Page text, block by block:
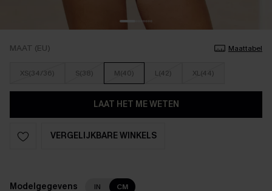
MAAT (EU) Maattabel
XS(34/36) S(38) M(40) L(42) XL(44)
LAAT HET ME WETEN
VERGELIJKBARE WINKELS
Modelgegevens IN CM